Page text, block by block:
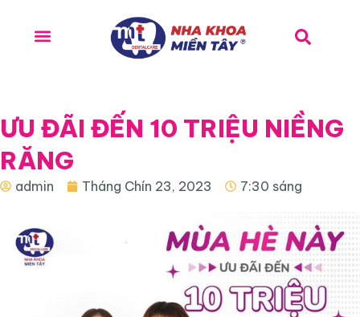
ƯU ĐÃI ĐẾN 10 TRIỆU NIỀNG
RĂNG
admin Tháng Chín 23, 2023 7:30 sáng